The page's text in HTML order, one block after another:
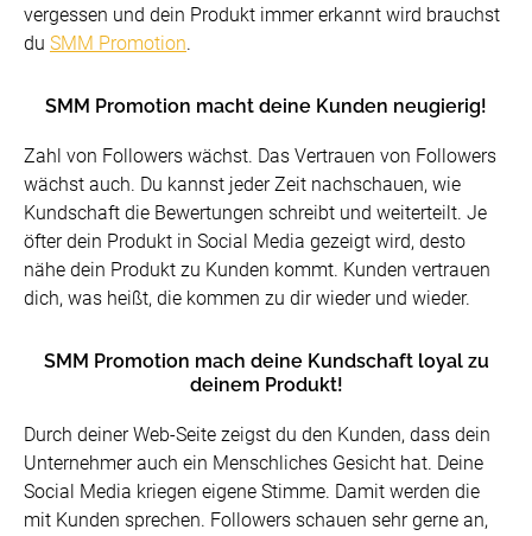
vergessen und dein Produkt immer erkannt wird brauchst
du SMM Promotion.
SMM Promotion macht deine Kunden neugierig!
Zahl von Followers wächst. Das Vertrauen von Followers
wächst auch. Du kannst jeder Zeit nachschauen, wie
Kundschaft die Bewertungen schreibt und weiterteilt. Je
öfter dein Produkt in Social Media gezeigt wird, desto
nähe dein Produkt zu Kunden kommt. Kunden vertrauen
dich, was heißt, die kommen zu dir wieder und wieder.
SMM Promotion mach deine Kundschaft loyal zu
deinem Produkt!
Durch deiner Web-Seite zeigst du den Kunden, dass dein
Unternehmer auch ein Menschliches Gesicht hat. Deine
Social Media kriegеn eigene Stimme. Damit werden die
mit Kunden sprechen. Followers schauen sehr gerne an,